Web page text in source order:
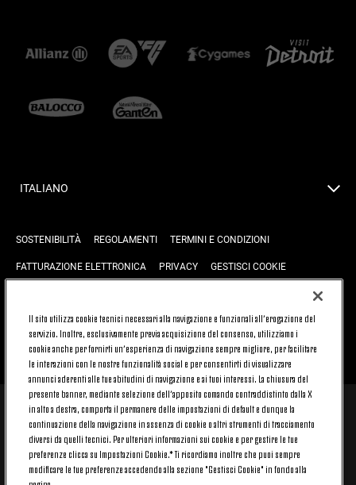
ITALIANO
SOSTENIBILITÀ REGOLAMENTI TERMINI E CONDIZIONI
FATTURAZIONE ELETTRONICA PRIVACY GESTISCI COOKIE
TORNA SU
© 2026 Juventus Football Club S.p.A.
Juventus Football Club S.p.A. Via Druento, 175 10151 Torino - Italia;
CONTACT CENTER (+39) 011.45.30.486. Il servizio è attivo dal lunedì al
venerdì (9-20) e il sabato (9-15), festivi esclusi.
Il costo del servizio varia in base al piano tariffario sottoscritto con il
Il sito utilizza cookie tecnici necessari alla navigazione e funzionali all’erogazione del
servizio. Inoltre, esclusivamente previa acquisizione del consenso, utilizziamo i
cookie anche per fornirti un’esperienza di navigazione sempre migliore, per facilitare
le interazioni con le nostre funzionalità social e per consentirti di visualizzare
annunci aderenti alle tue abitudini di navigazione e ai tuoi interessi. La chiusura del
presente banner, mediante selezione dell’apposito comando contraddistinto dalla X
in alto a destra, comporta il permanere delle impostazioni di default e dunque la
continuazione della navigazione in assenza di cookie o altri strumenti di tracciamento
diversi da quelli tecnici. Per ulteriori informazioni sui cookie e per gestire le tue
preferenze clicca su Impostazioni Cookie.* Ti ricordiamo inoltre che puoi sempre
modificare le tue preferenze accedendo alla sezione "Gestisci Cookie" in fondo alla